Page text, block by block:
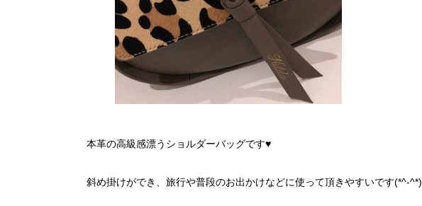
本革の高級感漂うショルダーバッグです♥
斜め掛けができ、旅行や普段のお出かけなどに使って頂きやすいです(*^-^*)